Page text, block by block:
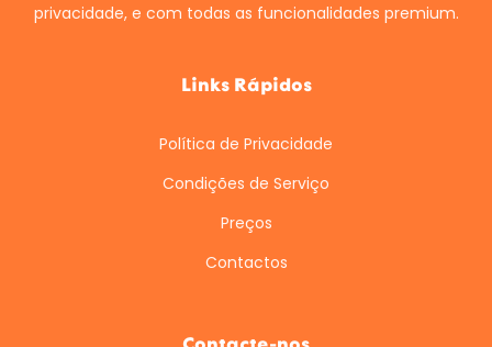
privacidade, e com todas as funcionalidades premium.
Links Rápidos
Política de Privacidade
Condições de Serviço
Preços
Contactos